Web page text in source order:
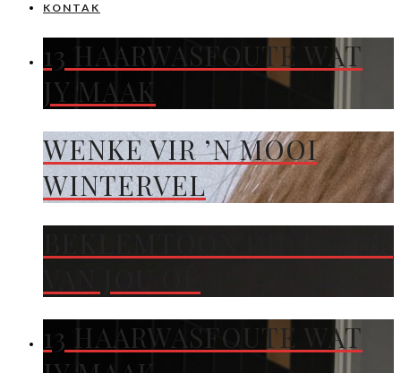
KONTAK
13 HAARWASFOUTE WAT
JY MAAK
WENKE VIR ’N MOOI
WINTERVEL
13 HAARWASFOUTE WAT